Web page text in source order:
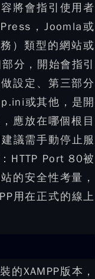
將會指引使用者
，Joomla或
）類型的網站或
分，開始會指引
設定、第三部分
或其他，是開
應放在哪個根目
議需手動停止服
HTTP Port 80被
的安全性考量，
用在正式的線上
的XAMPP版本，